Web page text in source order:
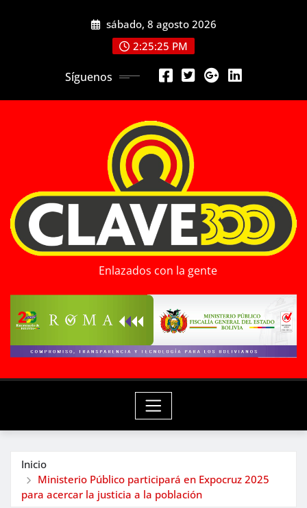
sábado, 8 agosto 2026
2:25:27 PM
Síguenos
Enlazados con la gente
Inicio
Ministerio Público participará en Expocruz 2025
para acercar la justicia a la población